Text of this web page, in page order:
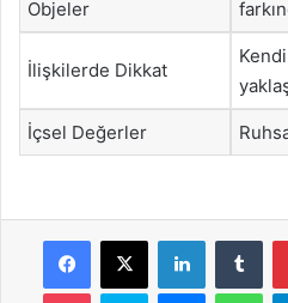
Objeler
İlişkilerde Dikkat
İçsel Değerler
Facebook
X LinkedIn
Pocket Skype Messenger